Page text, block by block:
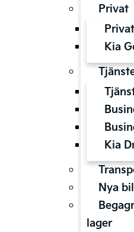
Privat
Kia
Kia
Nya
lager